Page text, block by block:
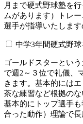
月まで硬式野球塾を
ムがあります）トレ
選手が指導いたします
中学3年間硬式野
ゴールドスターとい
で週2～３位で礼儀、
きます。基本的には
茶な練習など根拠のな
基本的にトップ選手
合った動作）理論で